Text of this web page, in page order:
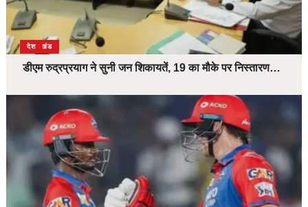
उत्तराखंड
देश
डीएम रुद्रप्रयाग ने सुनी जन शिकायतें, 19 का मौके पर निस्तारण…